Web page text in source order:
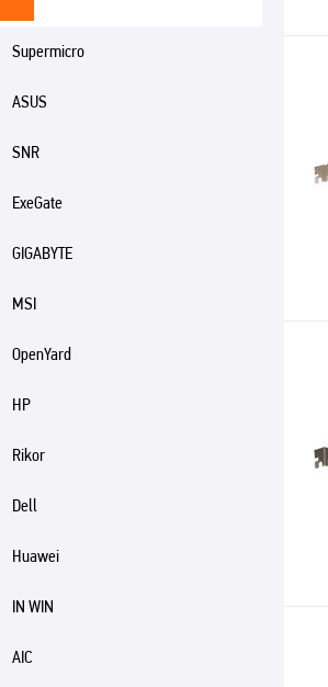
Supermicro
ASUS
SNR
ExeGate
GIGABYTE
MSI
OpenYard
HP
Rikor
Dell
Huawei
IN WIN
AIC